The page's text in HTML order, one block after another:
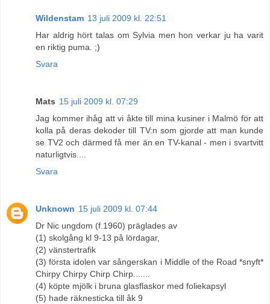
Wildenstam 13 juli 2009 kl. 22:51
Har aldrig hört talas om Sylvia men hon verkar ju ha varit
en riktig puma. ;)
Svara
Mats 15 juli 2009 kl. 07:29
Jag kommer ihåg att vi åkte till mina kusiner i Malmö för att
kolla på deras dekoder till TV:n som gjorde att man kunde
se TV2 och därmed få mer än en TV-kanal - men i svartvitt
naturligtvis....
Svara
Unknown 15 juli 2009 kl. 07:44
Dr Nic ungdom (f.1960) präglades av
(1) skolgång kl 9-13 på lördagar,
(2) vänstertrafik
(3) första idolen var sångerskan i Middle of the Road *snyft*
Chirpy Chirpy Chirp Chirp.......
(4) köpte mjölk i bruna glasflaskor med foliekapsyl
(5) hade räknesticka till åk 9